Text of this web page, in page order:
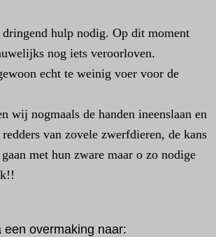
dringend hulp nodig. Op dit moment
nog iets veroorloven.
echt te weinig voer voor de
wij nogmaals de handen ineenslaan en
van zovele zwerfdieren, de kans
met hun zware maar o zo nodige
een overmaking naar: